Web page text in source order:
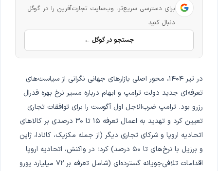
برای دسترسی سریع‌تر، وب‌سایت تجارت‌آفرین را در گوگل
دنبال کنید
جستجو در گوگل ←
در تیر ۱۴۰۴، محور اصلی بازارهای جهانی نگرانی از سیاست‌های
تعرفه‌ای جدید دولت ترامپ و ابهام درباره مسیر نرخ بهره فدرال
رزرو بود. ترامپ ضرب‌الاجل اول آگوست را برای توافقات تجاری
تعیین کرد و تهدید به اعمال تعرفه ۱۵ تا ۳۰ درصدی بر کالاهای
اتحادیه اروپا و شرکای تجاری دیگر (از جمله مکزیک، کانادا، ژاپن
و برزیل با نرخ‌های تا ۵۰ درصد) کرد؛ در واکنش، اتحادیه اروپا
اقدامات تلافی‌جویانه گسترده‌ای (شامل تعرفه بر ۷۲ میلیارد یورو